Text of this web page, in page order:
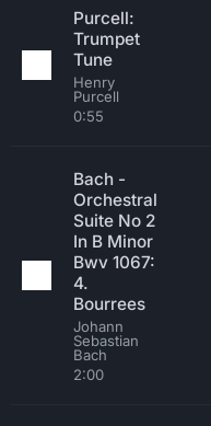
Purcell:
Trumpet
Tune
Henry
Purcell
0:55
Bach -
Orchestral
Suite No 2
In B Minor
Bwv 1067:
4.
Bourrees
Johann
Sebastian
Bach
2:00